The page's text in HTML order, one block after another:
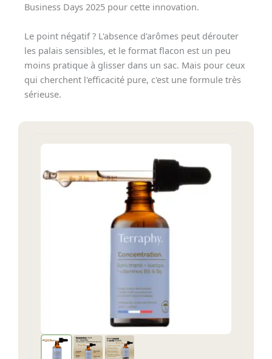
Business Days 2025 pour cette innovation.
Le point négatif ? L'absence d'arômes peut dérouter
les palais sensibles, et le format flacon est un peu
moins pratique à glisser dans un sac. Mais pour ceux
qui cherchent l'efficacité pure, c'est une formule très
sérieuse.